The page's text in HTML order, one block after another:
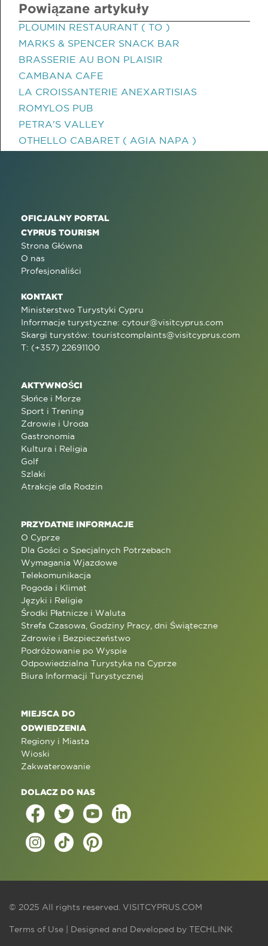
Powiązane artykuły
PLOUMIN RESTAURANT ( TO )
MARKS & SPENCER SNACK BAR
BRASSERIE AU BON PLAISIR
CAMBANA CAFE
LA CROISSANTERIE ANEXARTISIAS
ROMYLOS PUB
PETRA'S VALLEY
OTHELLO CABARET ( AGIA NAPA )
OFICJALNY PORTAL
CYPRUS TOURISM
Strona Główna
O nas
Profesjonaliści
KONTAKT
Ministerstwo Turystyki Cypru
Informacje turystyczne: cytour@visitcyprus.com
Skargi turystów: touristcomplaints@visitcyprus.com
T: (+357) 22691100
AKTYWNOŚCI
Słońce i Morze
Sport i Trening
Zdrowie i Uroda
Gastronomia
Kultura i Religia
Golf
Szlaki
Atrakcje dla Rodzin
PRZYDATNE INFORMACJE
O Cyprze
Dla Gości o Specjalnych Potrzebach
Wymagania Wjazdowe
Telekomunikacja
Pogoda i Klimat
Języki i Religie
Środki Płatnicze i Waluta
Strefa Czasowa, Godziny Pracy, dni Świąteczne
Zdrowie i Bezpieczeństwo
Podróżowanie po Wyspie
Odpowiedzialna Turystyka na Cyprze
Biura Informacji Turystycznej
MIEJSCA DO
ODWIEDZENIA
Regiony i Miasta
Wioski
Zakwaterowanie
DOLACZ DO NAS
© 2025 All rights reserved. VISITCYPRUS.COM
Terms of Use | Designed and Developed by TECHLINK